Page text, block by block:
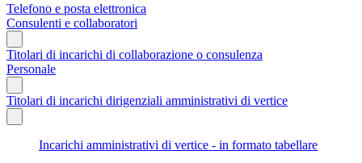
Telefono e posta elettronica
Consulenti e collaboratori
Titolari di incarichi di collaborazione o consulenza
Personale
Titolari di incarichi dirigenziali amministrativi di vertice
Incarichi amministrativi di vertice - in formato tabellare